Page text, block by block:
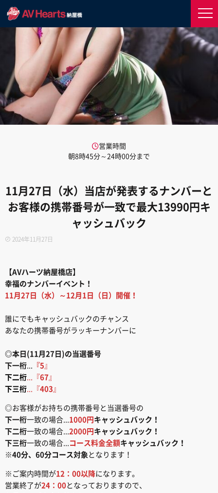
営業時間
朝8時45分～24時00分まで
11月27日（水）当店が発表するナンバーと
お客様の携帯番号が一致で最大13990円キ
ャッシュバック
2024年11月27日
【AVハーツ納屋橋店】
幸福のナンバーイベント！
11月27日（水）～12月1日（日）開催！
誰にでもキャッシュバックのチャンス
あなたの携帯番号がラッキーナンバーに
◎本日(11月27日)の当選番号
下一桁... 『5 』
下二桁...『67 』
下三桁...『403 』
◎お客様がお持ちの携帯番号と当選番号の
下一桁一致の場合...1000円 キャッシュバック！
下二桁一致の場合...2000円 キャッシュバック！
下三桁一致の場合... コース料金全額キャッシュバック！
※40分、60分コース対象 となります！
※ご案内時間が12：00以降になります。
営業終了が24：00となっておりますので、